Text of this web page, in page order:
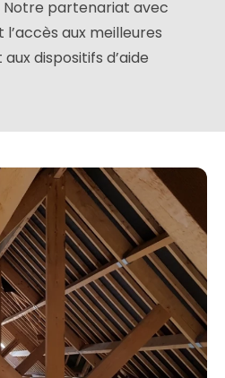
partenariat avec
l’accès aux meilleures
dispositifs d’aide